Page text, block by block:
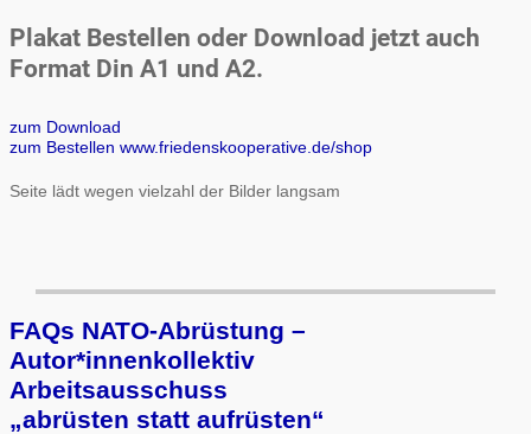
Plakat Bestellen oder Download jetzt auch
Format Din A1 und A2.
zum Download
zum Bestellen www.friedenskooperative.de/shop
Seite lädt wegen vielzahl der Bilder langsam
FAQs NATO-Abrüstung –
Autor*innenkollektiv
Arbeits­aus­schuss
„ab­rüs­ten statt auf­rüs­ten“